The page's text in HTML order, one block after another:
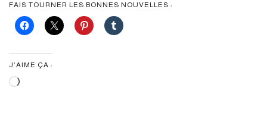
FAIS TOURNER LES BONNES NOUVELLES :
J’AIME ÇA :
Chargement…